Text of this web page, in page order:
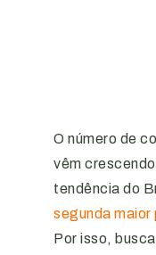
O número de
vêm
tendência do
segunda maior
Por isso,